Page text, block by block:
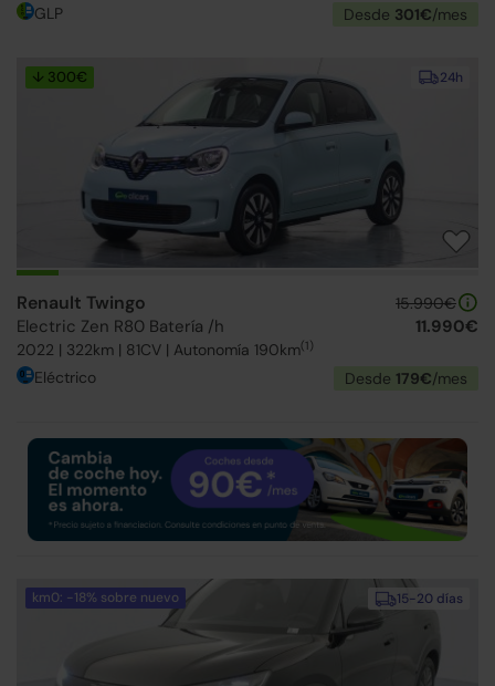
GLP Desde 301€/mes
24h
↓ 300€
Renault Twingo
Electric Zen R80 Batería /h
2022 | 322km | 81CV | Autonomía 190km(1)
15.990€
11.990€
Eléctrico Desde 179€/mes
15-20 días
km0: -18% sobre nuevo